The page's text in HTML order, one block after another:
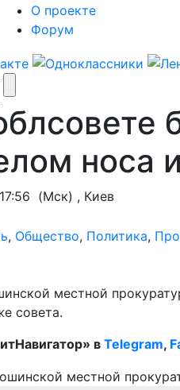
О проекте
Форум
носа
(Мск) , Киев
, Общество, Политика,
местной
совета.
в Telegram,